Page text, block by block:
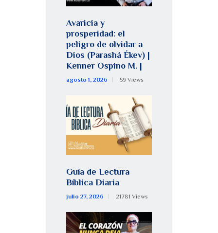
Avaricia y
prosperidad: el
peligro de olvidar a
Dios (Parashá Ékev) |
Kenner Ospino M. |
agosto 1, 2026 59 Views
Guía de Lectura
Bíblica Diaria
julio 27, 2026 21781 Views